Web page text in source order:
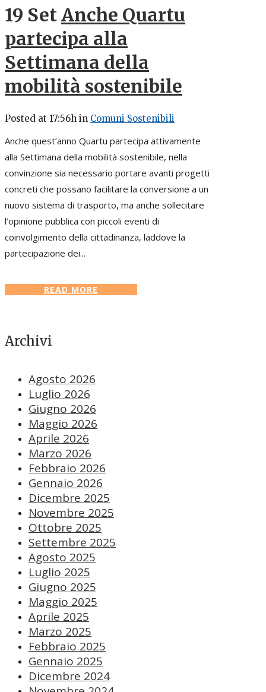
19 SetAnche Quartu
partecipa alla
Settimana della
mobilità sostenibile
Posted at 17:56h in Comuni Sostenibili
Anche quest’anno Quartu partecipa attivamente
alla Settimana della mobilità sostenibile, nella
convinzione sia necessario portare avanti progetti
concreti che possano facilitare la conversione a un
nuovo sistema di trasporto, ma anche sollecitare
l’opinione pubblica con piccoli eventi di
coinvolgimento della cittadinanza, laddove la
partecipazione dei...
READ MORE
Archivi
Agosto 2026
Luglio 2026
Giugno 2026
Maggio 2026
Aprile 2026
Marzo 2026
Febbraio 2026
Gennaio 2026
Dicembre 2025
Novembre 2025
Ottobre 2025
Settembre 2025
Agosto 2025
Luglio 2025
Giugno 2025
Maggio 2025
Aprile 2025
Marzo 2025
Febbraio 2025
Gennaio 2025
Dicembre 2024